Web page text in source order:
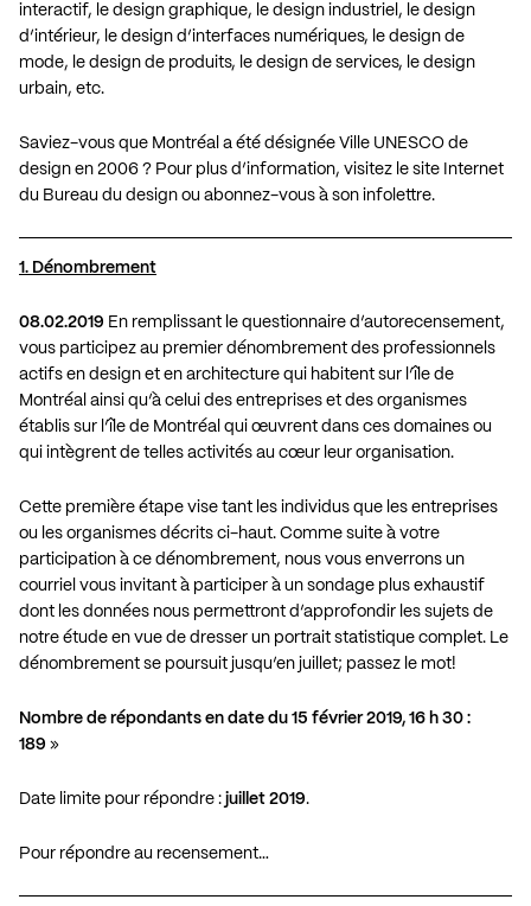
interactif, le design graphique, le design industriel, le design
d’intérieur, le design d’interfaces numériques, le design de
mode, le design de produits, le design de services, le design
urbain, etc.
Saviez-vous que Montréal a été désignée Ville UNESCO de
design en 2006 ? Pour plus d’information, visitez le site Internet
du Bureau du design ou abonnez-vous à son infolettre.
1. Dénombrement
08.02.2019 En remplissant le questionnaire d’autorecensement,
vous participez au premier dénombrement des professionnels
actifs en design et en architecture qui habitent sur l’île de
Montréal ainsi qu’à celui des entreprises et des organismes
établis sur l’île de Montréal qui œuvrent dans ces domaines ou
qui intègrent de telles activités au cœur leur organisation.
Cette première étape vise tant les individus que les entreprises
ou les organismes décrits ci-haut. Comme suite à votre
participation à ce dénombrement, nous vous enverrons un
courriel vous invitant à participer à un sondage plus exhaustif
dont les données nous permettront d’approfondir les sujets de
notre étude en vue de dresser un portrait statistique complet. Le
dénombrement se poursuit jusqu’en juillet; passez le mot!
Nombre de répondants en date du 15 février 2019, 16 h 30 :
189 »
Date limite pour répondre : juillet 2019.
Pour répondre au recensement…